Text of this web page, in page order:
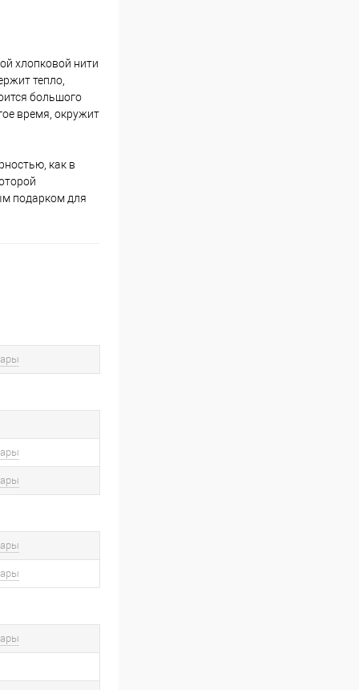
хлопковой нити
тепло,
большого
время, окружит
как в
подарком для